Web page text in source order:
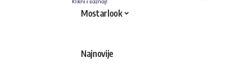
Mostarlook
Najnovije